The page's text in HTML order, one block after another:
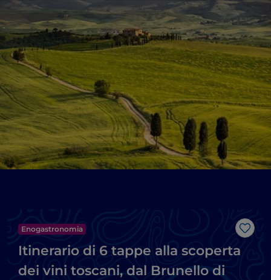
Like
Enogastronomia
Itinerario di 6 tappe alla scoperta
dei vini toscani, dal Brunello di